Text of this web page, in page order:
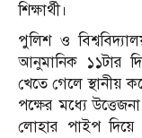
শিক্ষার্থী।
পুলিশ ও
আনুমানিক ১১টার
খেতে গেলে স্থানীয়
পক্ষের মধ্যে
লোহার পাইপ দিয়ে